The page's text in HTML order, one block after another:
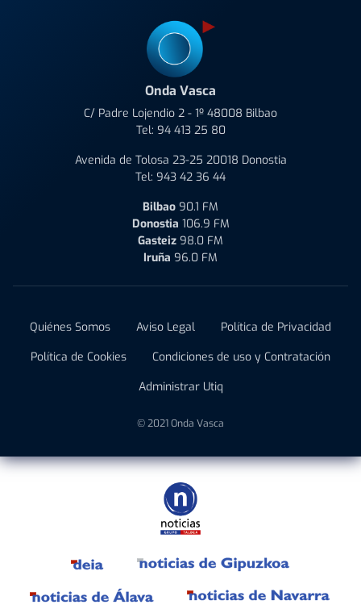
Onda Vasca
C/ Padre Lojendio 2 - 1º 48008 Bilbao
Tel: 94 413 25 80
Avenida de Tolosa 23-25 20018 Donostia
Tel: 943 42 36 44
Bilbao 90.1 FM
Donostia 106.9 FM
Gasteiz 98.0 FM
Iruña 96.0 FM
Quiénes Somos Aviso Legal
Política de Privacidad
Política de Cookies
Condiciones de uso y Contratación
Administrar Utiq
© 2021 Onda Vasca